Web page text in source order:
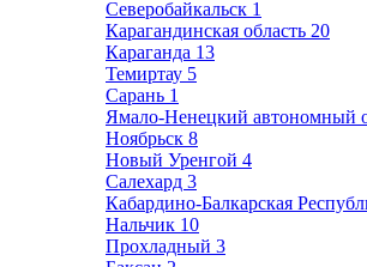
Северобайкальск 1
Карагандинская область 20
Караганда 13
Темиртау 5
Сарань 1
Ямало-Ненецкий автономный
Ноябрьск 8
Новый Уренгой 4
Салехард 3
Кабардино-Балкарская
Нальчик 10
Прохладный 3